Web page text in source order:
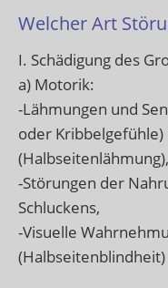
Welcher Art
I. Schädigung des
a) Motorik:
-Lähmungen und
oder
(Halbseitenlähmung),
-Störungen der
Schluckens,
-Visuelle
(Halbseitenblindheit)